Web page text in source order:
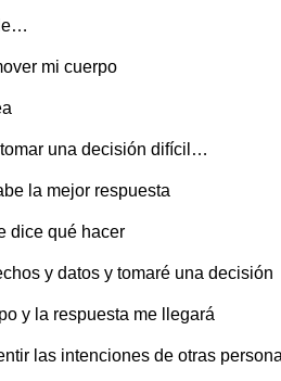
mi cuerpo
una decisión difícil…
la mejor respuesta
dice qué hacer
y datos y tomaré una decisión
y la respuesta me llegará
las intenciones de otras